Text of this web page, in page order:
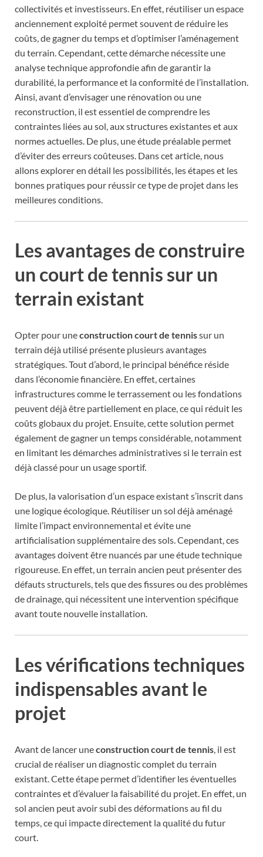
collectivités et investisseurs. En effet, réutiliser un espace
anciennement exploité permet souvent de réduire les
coûts, de gagner du temps et d’optimiser l’aménagement
du terrain. Cependant, cette démarche nécessite une
analyse technique approfondie afin de garantir la
durabilité, la performance et la conformité de l’installation.
Ainsi, avant d’envisager une rénovation ou une
reconstruction, il est essentiel de comprendre les
contraintes liées au sol, aux structures existantes et aux
normes actuelles. De plus, une étude préalable permet
d’éviter des erreurs coûteuses. Dans cet article, nous
allons explorer en détail les possibilités, les étapes et les
bonnes pratiques pour réussir ce type de projet dans les
meilleures conditions.
Les avantages de construire
un court de tennis sur un
terrain existant
Opter pour uneconstruction court de tennissur un
terrain déjà utilisé présente plusieurs avantages
stratégiques. Tout d’abord, le principal bénéfice réside
dans l’économie financière. En effet, certaines
infrastructures comme le terrassement ou les fondations
peuvent déjà être partiellement en place, ce qui réduit les
coûts globaux du projet. Ensuite, cette solution permet
également de gagner un temps considérable, notamment
en limitant les démarches administratives si le terrain est
déjà classé pour un usage sportif.
De plus, la valorisation d’un espace existant s’inscrit dans
une logique écologique. Réutiliser un sol déjà aménagé
limite l’impact environnemental et évite une
artificialisation supplémentaire des sols. Cependant, ces
avantages doivent être nuancés par une étude technique
rigoureuse. En effet, un terrain ancien peut présenter des
défauts structurels, tels que des fissures ou des problèmes
de drainage, qui nécessitent une intervention spécifique
avant toute nouvelle installation.
Les vérifications techniques
indispensables avant le
projet
Avant de lancer uneconstruction court de tennis , il est
crucial de réaliser un diagnostic complet du terrain
existant. Cette étape permet d’identifier les éventuelles
contraintes et d’évaluer la faisabilité du projet. En effet, un
sol ancien peut avoir subi des déformations au fil du
temps, ce qui impacte directement la qualité du futur
court.